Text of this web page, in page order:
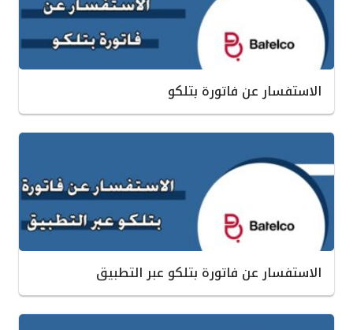
الاستفسار عن فاتورة بتلكو
الاستفسار عن فاتورة بتلكو عبر التطبيق